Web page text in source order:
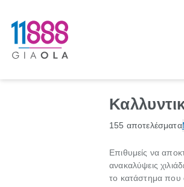
155 αποτελέσματα
Επιθυμείς να
ανακαλύψεις
το κατάστημα που